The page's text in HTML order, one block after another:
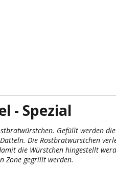
- Spezial
Gefüllt werden
Die Rostbratwürstchen
die Würstchen hingestellt
Zone gegrillt werden.